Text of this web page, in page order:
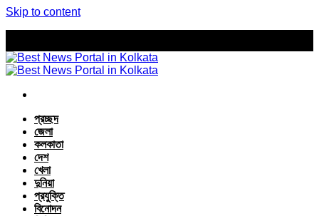
Skip to content
প্রচ্ছদ
জেলা
কলকাতা
দেশ
খেলা
দুনিয়া
প্রযুক্তি
বিনোদন